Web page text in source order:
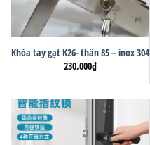
Khóa tay gạt K26- thân 85 – inox 304
230,000₫